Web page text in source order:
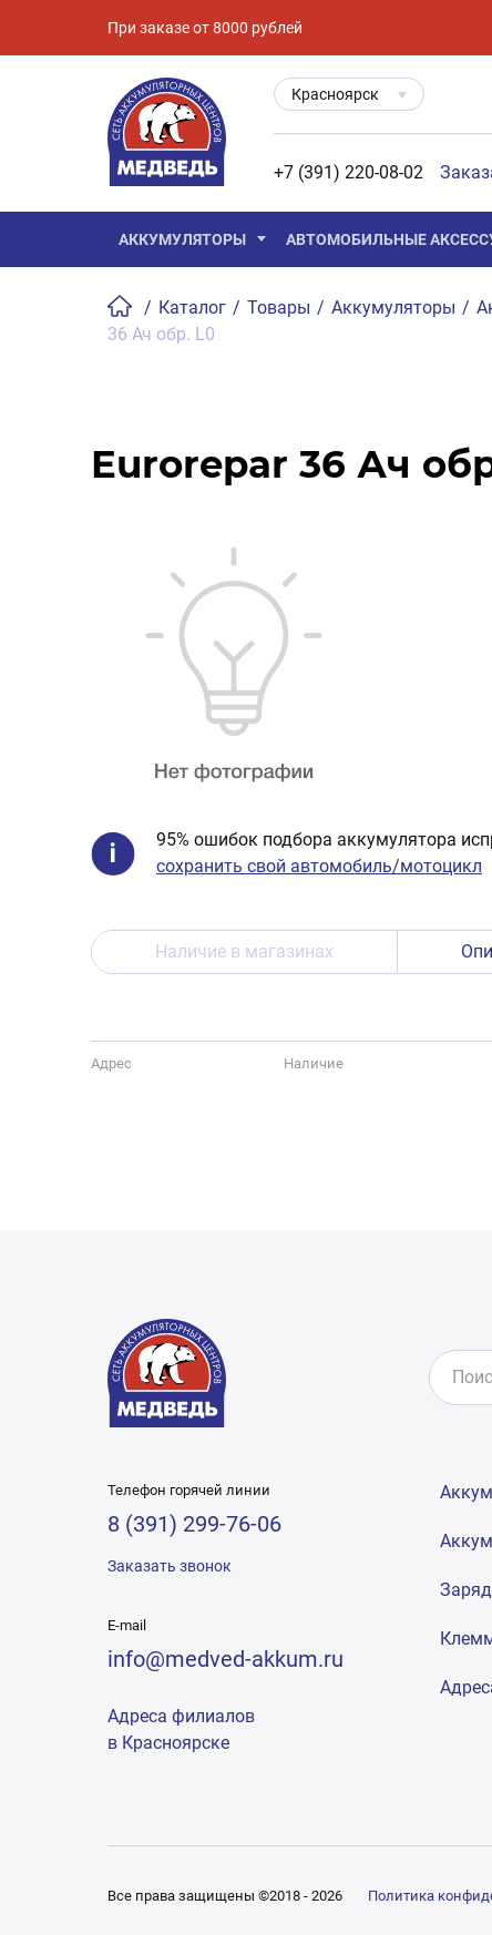
При заказе от 8000 рублей
Красноярск
+7 (391) 220-08-02
АККУМУЛЯТОРЫ АВТОМОБИЛЬНЫЕ
/ Каталог / Товары / Аккумуляторы /
36 Ач обр. L0
Eurorepar 36 Ач
95% ошибок подбора аккумулятора
сохранить свой автомобиль/мотоцикл
Наличие в магазинах
Адрес Наличие
Телефон горячей линии
8 (391) 299-76-06
Заказать звонок
E-mail
info@medved-akkum.ru
Адреса филиалов
в Красноярске
Все права защищены ©2018 - 2026 Политика